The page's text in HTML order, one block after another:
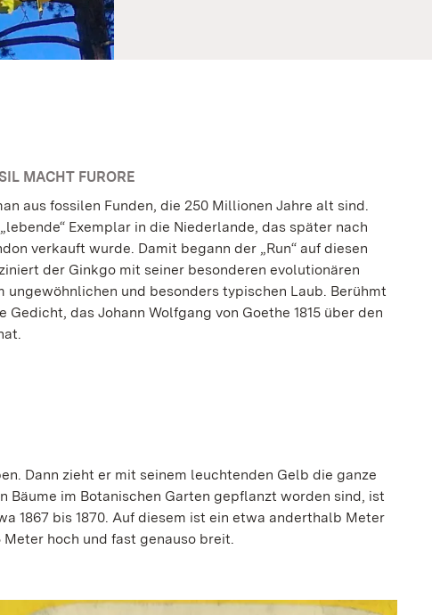
MACHT FURORE
aus fossilen Funden, die 250 Millionen Jahre alt sind.
Exemplar in die Niederlande, das später nach
verkauft wurde. Damit begann der „Run“ auf diesen
der Ginkgo mit seiner besonderen evolutionären
ungewöhnlichen und besonders typischen Laub. Berühmt
Gedicht, das Johann Wolfgang von Goethe 1815 über den
Dann zieht er mit seinem leuchtenden Gelb die ganze
Bäume im Botanischen Garten gepflanzt worden sind, ist
1867 bis 1870. Auf diesem ist ein etwa anderthalb Meter
hoch und fast genauso breit.